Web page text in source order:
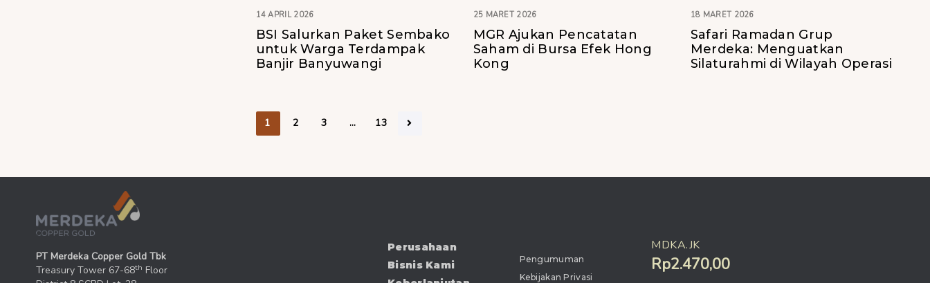
14 APRIL 2026
BSI Salurkan Paket Sembako
untuk Warga Terdampak
Banjir Banyuwangi
25 MARET 2026
MGR Ajukan Pencatatan
Saham di Bursa Efek Hong
Kong
18 MARET 2026
Safari Ramadan Grup
Merdeka: Menguatkan
Silaturahmi di Wilayah Operasi
1 2 3 … 13
PT Merdeka Copper Gold Tbk
Treasury Tower 67-68th Floor
Perusahaan
Bisnis Kami
Pengumuman
Kebijakan Privasi
MDKA.JK
Rp2.470,00